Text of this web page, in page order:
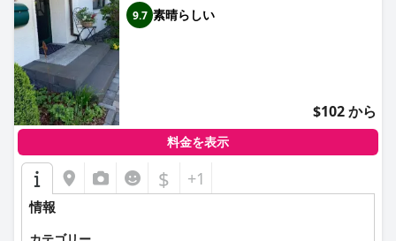
9.7 素晴らしい
$102 から
料金を表示
$ +1
情報